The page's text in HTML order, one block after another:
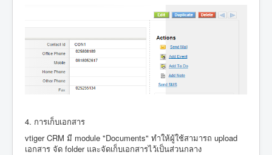
4. การเก็บเอกสาร
vtiger CRM มี module "Documents" ทำให้ผู้ใช้สามารถ upload
เอกสาร จัด folder และจัดเก็บเอกสารไว้เป็นส่วนกลาง